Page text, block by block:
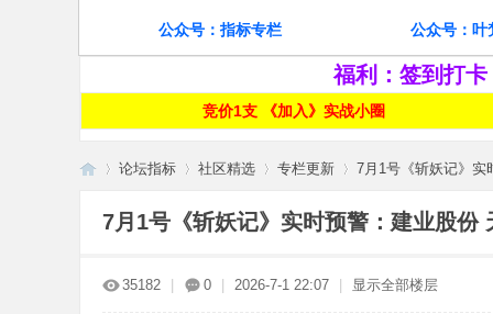
公众号：指标专栏 公众号：叶
福利：签到打
竞价1支 《加入》实战小圈
论坛指标 社区精选 专栏更新 7月1号《斩妖记》
7月1号《斩妖记》实时预警：建业股份
35182 0 2026-7-1 22:07 显示全部楼层